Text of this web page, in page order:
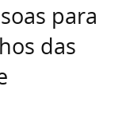
para
das